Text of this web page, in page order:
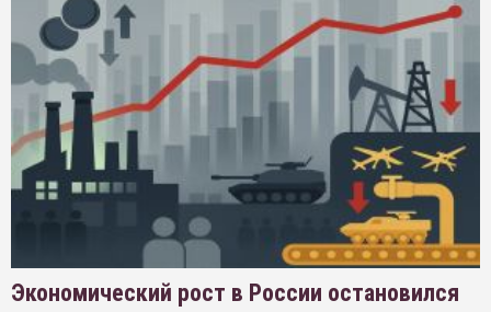
Экономический рост в России остановился